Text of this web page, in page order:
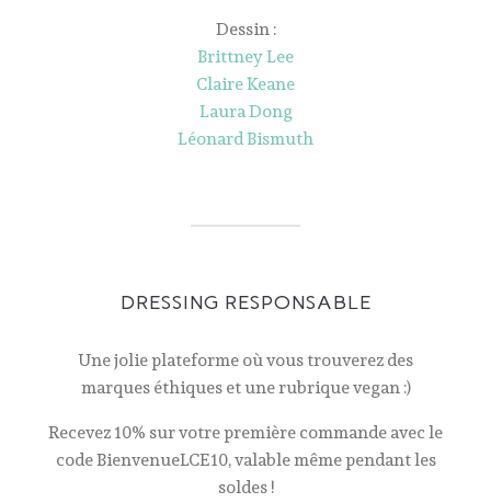
Dessin :
Brittney Lee
Claire Keane
Laura Dong
Léonard Bismuth
DRESSING RESPONSABLE
Une jolie plateforme où vous trouverez des
marques éthiques et une rubrique vegan :)
Recevez 10% sur votre première commande avec le
code BienvenueLCE10, valable même pendant les
soldes !